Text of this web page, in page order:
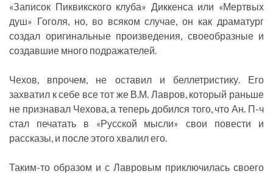
«Записок Пиквикского клуба» Диккенса или «Мертвых
душ» Гоголя, но, во всяком случае, он как драматург
создал оригинальные произведения, своеобразные и
создавшие много подражателей.
Чехов, впрочем, не оставил и беллетристику. Его
захватил к себе все тот же В.М. Лавров, который раньше
не признавал Чехова, а теперь добился того, что Ан. П-ч
стал печатать в «Русской мысли» свои повести и
рассказы, и после этого хвалил его.
Таким-то образом и с Лавровым приключилась своего